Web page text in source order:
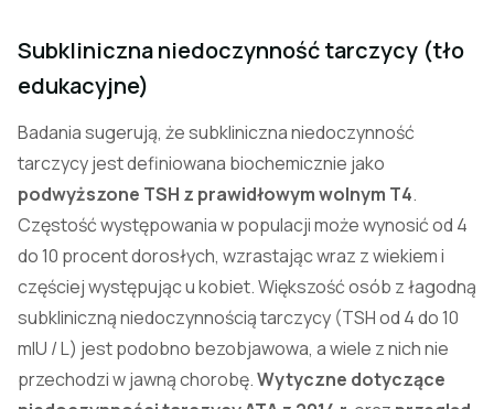
Subkliniczna niedoczynność tarczycy (tło
edukacyjne)
Badania sugerują, że subkliniczna niedoczynność
tarczycy jest definiowana biochemicznie jako
podwyższone TSH z prawidłowym wolnym T4.
Częstość występowania w populacji może wynosić od 4
do 10 procent dorosłych, wzrastając wraz z wiekiem i
częściej występując u kobiet. Większość osób z łagodną
subkliniczną niedoczynnością tarczycy (TSH od 4 do 10
mIU / L) jest podobno bezobjawowa, a wiele z nich nie
przechodzi w jawną chorobę.Wytyczne dotyczące